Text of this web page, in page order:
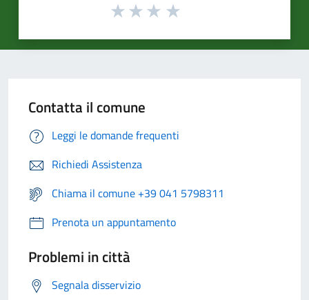
Contatta il comune
Leggi le domande frequenti
Richiedi Assistenza
Chiama il comune +39 041 5798311
Prenota un appuntamento
Problemi in città
Segnala disservizio